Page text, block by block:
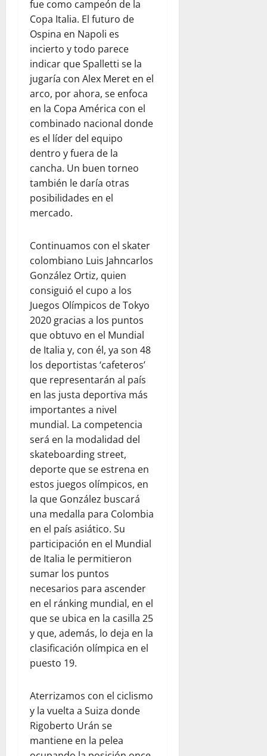
fue como campeón de la
Copa Italia. El futuro de
Ospina en Napoli es
incierto y todo parece
indicar que Spalletti se la
jugaría con Alex Meret en el
arco, por ahora, se enfoca
en la Copa América con el
combinado nacional donde
es el líder del equipo
dentro y fuera de la
cancha. Un buen torneo
también le daría otras
posibilidades en el
mercado.
Continuamos con el skater
colombiano Luis Jahncarlos
González Ortiz, quien
consiguió el cupo a los
Juegos Olímpicos de Tokyo
2020 gracias a los puntos
que obtuvo en el Mundial
de Italia y, con él, ya son 48
los deportistas ‘cafeteros’
que representarán al país
en las justa deportiva más
importantes a nivel
mundial. La competencia
será en la modalidad del
skateboarding street,
deporte que se estrena en
estos juegos olímpicos, en
la que González buscará
una medalla para Colombia
en el país asiático. Su
participación en el Mundial
de Italia le permitieron
sumar los puntos
necesarios para ascender
en el ránking mundial, en el
que se ubica en la casilla 25
y que, además, lo deja en la
clasificación olímpica en el
puesto 19.
Aterrizamos con el ciclismo
y la vuelta a Suiza donde
Rigoberto Urán se
mantiene en la pelea